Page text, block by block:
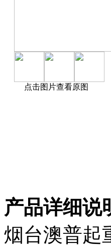
点击图片查看原图
产品详细说
烟台澳普起